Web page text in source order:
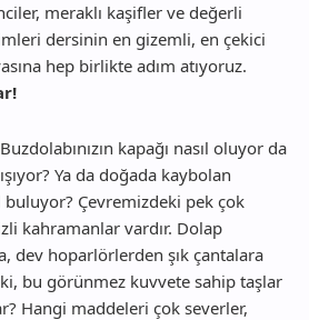
meraklı kaşifler ve değerli
dersinin en gizemli, en çekici
hep birlikte adım atıyoruz.
kapağı nasıl oluyor da
Ya da doğada kaybolan
buluyor? Çevremizdeki pek çok
kahramanlar vardır. Dolap
dev hoparlörlerden şık çantalara
bu görünmez kuvvete sahip taşlar
Hangi maddeleri çok severler,